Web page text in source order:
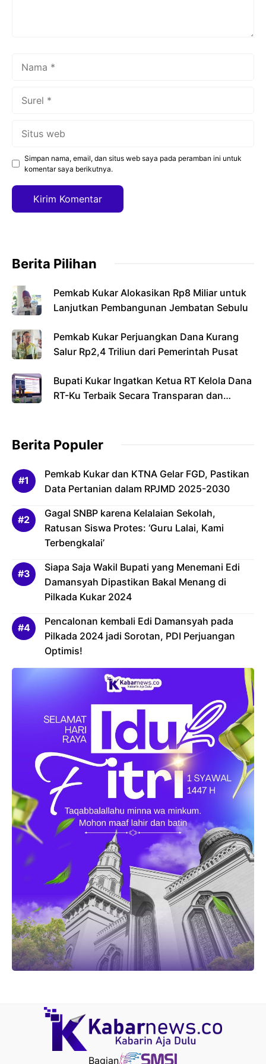
Simpan nama, email, dan situs web saya pada peramban ini untuk
komentar saya berikutnya.
Berita Pilihan
Pemkab Kukar Alokasikan Rp8 Miliar untuk
Lanjutkan Pembangunan Jembatan Sebulu
Pemkab Kukar Perjuangkan Dana Kurang
Salur Rp2,4 Triliun dari Pemerintah Pusat
Bupati Kukar Ingatkan Ketua RT Kelola Dana
RT-Ku Terbaik Secara Transparan dan
Berita Populer
Pemkab Kukar dan KTNA Gelar FGD, Pastikan
Data Pertanian dalam RPJMD 2025-2030
Gagal SNBP karena Kelalaian Sekolah,
Ratusan Siswa Protes: ‘Guru Lalai, Kami
Terbengkalai’
Siapa Saja Wakil Bupati yang Menemani Edi
Damansyah Dipastikan Bakal Menang di
Pilkada Kukar 2024
Pencalonan kembali Edi Damansyah pada
Pilkada 2024 jadi Sorotan, PDI Perjuangan
Optimis!
Bagian